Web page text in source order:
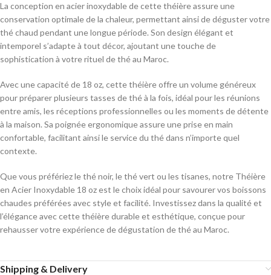
La conception en acier inoxydable de cette théière assure une
conservation optimale de la chaleur, permettant ainsi de déguster votre
thé chaud pendant une longue période. Son design élégant et
intemporel s’adapte à tout décor, ajoutant une touche de
sophistication à votre rituel de thé au Maroc.
Avec une capacité de 18 oz, cette théière offre un volume généreux
pour préparer plusieurs tasses de thé à la fois, idéal pour les réunions
entre amis, les réceptions professionnelles ou les moments de détente
à la maison. Sa poignée ergonomique assure une prise en main
confortable, facilitant ainsi le service du thé dans n’importe quel
contexte.
Que vous préfériez le thé noir, le thé vert ou les tisanes, notre Théière
en Acier Inoxydable 18 oz est le choix idéal pour savourer vos boissons
chaudes préférées avec style et facilité. Investissez dans la qualité et
l’élégance avec cette théière durable et esthétique, conçue pour
rehausser votre expérience de dégustation de thé au Maroc.
Shipping & Delivery